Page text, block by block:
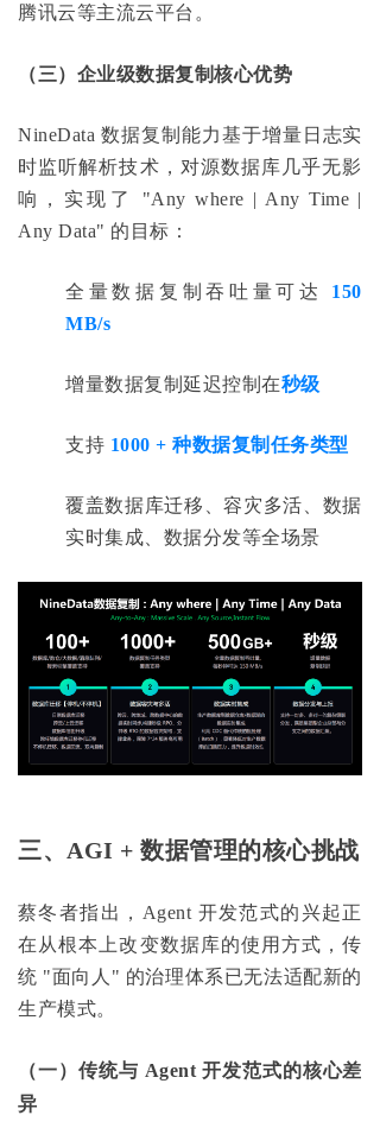
腾讯云等主流云平台。
（三）企业级数据复制核心优势
NineData 数据复制能力基于增量日志实
时监听解析技术，对源数据库几乎无影
响，实现了 "Any where | Any Time |
Any Data" 的目标：
全量数据复制吞吐量可达 150
MB/s
增量数据复制延迟控制在秒级
支持 1000 + 种数据复制任务类型
覆盖数据库迁移、容灾多活、数据
实时集成、数据分发等全场景
三、AGI + 数据管理的核心挑战
蔡冬者指出，Agent 开发范式的兴起正
在从根本上改变数据库的使用方式，传
统 "面向人" 的治理体系已无法适配新的
生产模式。
（一）传统与 Agent 开发范式的核心差
异